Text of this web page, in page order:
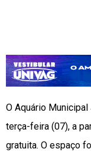
O Aquário
terça-feira (07), a
gratuita. O espaço